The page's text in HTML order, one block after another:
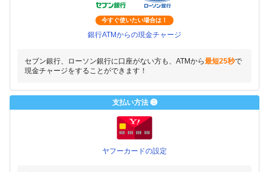
今すぐ使いたい場合は！
銀行ATMからの現金チャージ
セブン銀行、ローソン銀行に口座がない方も、ATMから最短25秒で
現金チャージをすることができます！
支払い方法 ❸
ヤフーカードの設定